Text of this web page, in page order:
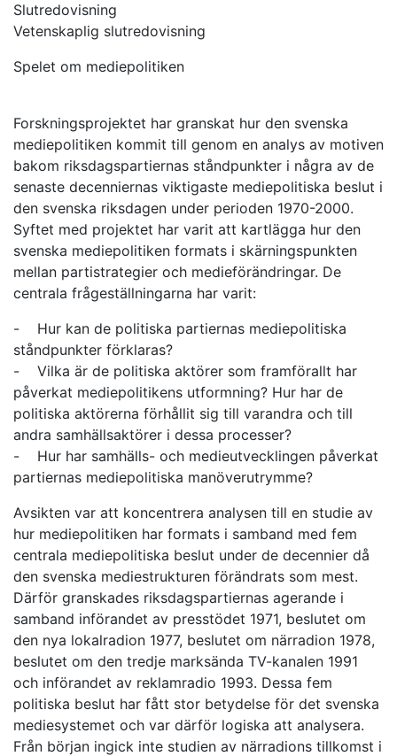
Slutredovisning
Vetenskaplig slutredovisning
Spelet om mediepolitiken
Forskningsprojektet har granskat hur den svenska
mediepolitiken kommit till genom en analys av motiven
bakom riksdagspartiernas ståndpunkter i några av de
senaste decenniernas viktigaste mediepolitiska beslut i
den svenska riksdagen under perioden 1970-2000.
Syftet med projektet har varit att kartlägga hur den
svenska mediepolitiken formats i skärningspunkten
mellan partistrategier och medieförändringar. De
centrala frågeställningarna har varit:
- Hur kan de politiska partiernas mediepolitiska
ståndpunkter förklaras?
- Vilka är de politiska aktörer som framförallt har
påverkat mediepolitikens utformning? Hur har de
politiska aktörerna förhållit sig till varandra och till
andra samhällsaktörer i dessa processer?
- Hur har samhälls- och medieutvecklingen påverkat
partiernas mediepolitiska manöverutrymme?
Avsikten var att koncentrera analysen till en studie av
hur mediepolitiken har formats i samband med fem
centrala mediepolitiska beslut under de decennier då
den svenska mediestrukturen förändrats som mest.
Därför granskades riksdagspartiernas agerande i
samband införandet av presstödet 1971, beslutet om
den nya lokalradion 1977, beslutet om närradion 1978,
beslutet om den tredje marksända TV-kanalen 1991
och införandet av reklamradio 1993. Dessa fem
politiska beslut har fått stor betydelse för det svenska
mediesystemet och var därför logiska att analysera.
Från början ingick inte studien av närradions tillkomst i